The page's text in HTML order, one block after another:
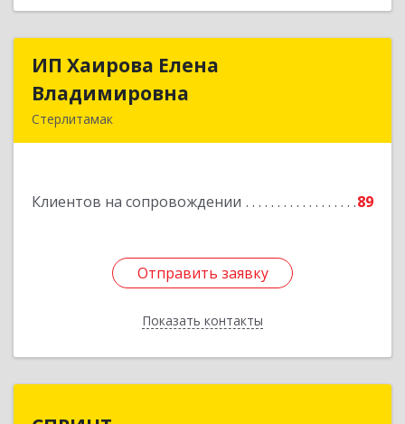
ИП Хаирова Елена
Владимировна
Стерлитамак
Клиентов на сопровождении 89
Отправить заявку
Показать контакты
ИП Хаирова Елена
Отправить заявку
Назад